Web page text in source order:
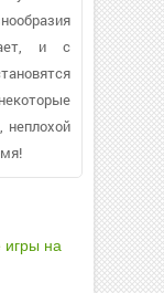
и с
неплохой
на